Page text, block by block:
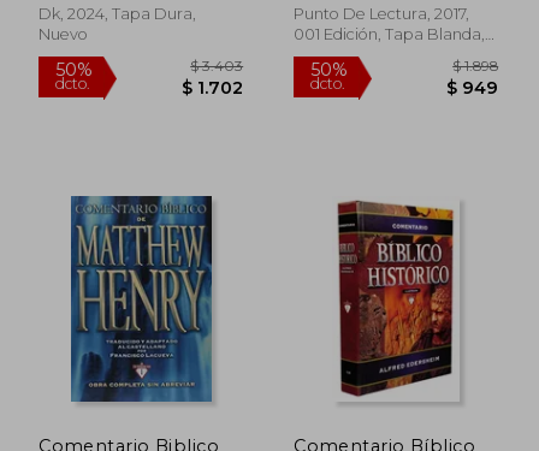
40% 40%
Dk, 2024, Tapa Dura,
Nuevo
Punto De Lectura, 2017,
001 Edición, Tapa Blanda,
Nuevo
Comentario Biblico
Comentario Bíblico